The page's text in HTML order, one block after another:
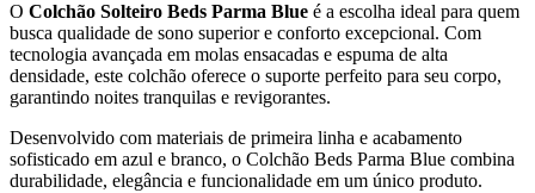
O Colchão Solteiro Beds Parma Blue é a escolha ideal para quem
busca qualidade de sono superior e conforto excepcional. Com
tecnologia avançada em molas ensacadas e espuma de alta
densidade, este colchão oferece o suporte perfeito para seu corpo,
garantindo noites tranquilas e revigorantes.
Desenvolvido com materiais de primeira linha e acabamento
sofisticado em azul e branco, o Colchão Beds Parma Blue combina
durabilidade, elegância e funcionalidade em um único produto.